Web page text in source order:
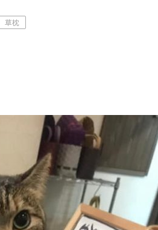
草枕